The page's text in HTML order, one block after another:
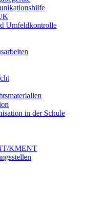
Umfeldkontrolle
in der Schule
KMENT